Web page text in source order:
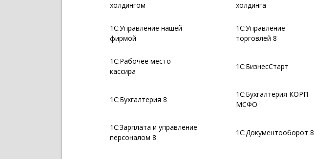
холдингом
холдинга
1С:Управление нашей
фирмой
1С:Управление
торговлей 8
1С:Рабочее место
кассира
1С:БизнесСтарт
1С:Бухгалтерия 8
1С:Бухгалтерия КОРП
МСФО
1С:Зарплата и управление
персоналом 8
1С:Документооборот 8